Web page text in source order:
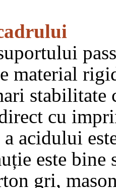
material
stabilitate
cu
a acidului
este
gri,